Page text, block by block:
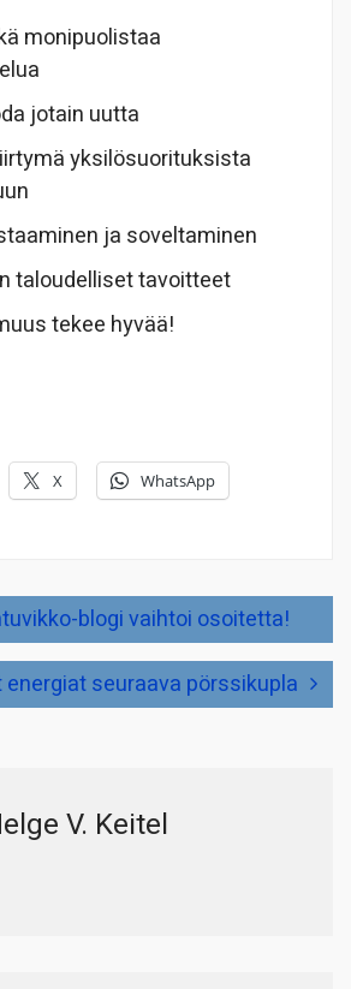
monipuolistaa
jotain uutta
yksilösuorituksista
ja soveltaminen
taloudelliset tavoitteet
tekee hyvää!
X WhatsApp
blogi vaihtoi osoitetta!
seuraava pörssikupla
V. Keitel